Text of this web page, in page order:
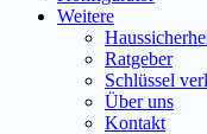
Weitere
Ratgeber
Schlüssel
Über uns
Kontakt